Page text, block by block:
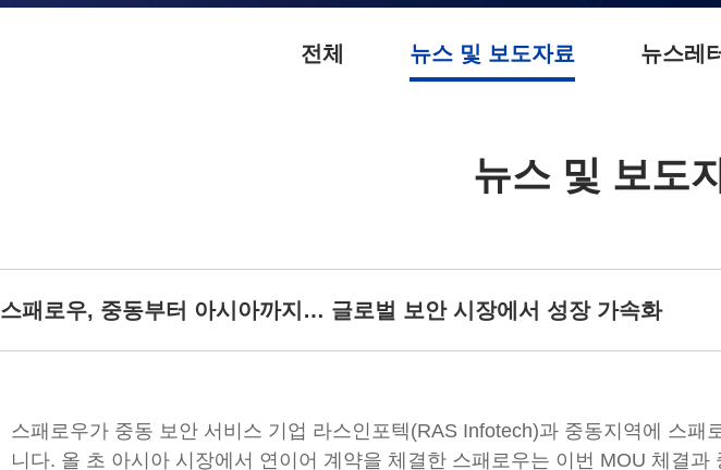
전체 뉴스 및 보도자료 뉴스레
뉴스 및 보도
스패로우, 중동부터 아시아까지… 글로벌 보안 시장에서 성장 가속화
스패로우가 중동 보안 서비스 기업 라스인포텍(RAS Infotech)과 중동지역에 스
니다. 올 초 아시아 시장에서 연이어 계약을 체결한 스패로우는 이번 MOU 체결과